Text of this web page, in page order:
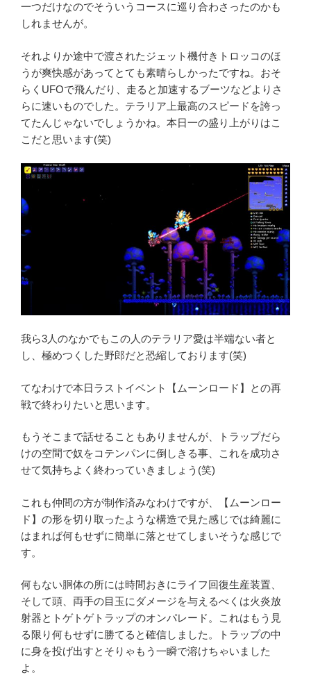
一つだけなのでそういうコースに巡り合わさったのかも
しれませんが。
それよりか途中で渡されたジェット機付きトロッコのほ
うが爽快感があってとても素晴らしかったですね。おそ
らくUFOで飛んだり、走ると加速するブーツなどよりさ
らに速いものでした。テラリア上最高のスピードを誇っ
てたんじゃないでしょうかね。本日一の盛り上がりはこ
こだと思います(笑)
我ら3人のなかでもこの人のテラリア愛は半端ない者と
し、極めつくした野郎だと恐縮しております(笑)
てなわけで本日ラストイベント【ムーンロード】との再
戦で終わりたいと思います。
もうそこまで話せることもありませんが、トラップだら
けの空間で奴をコテンパンに倒しきる事、これを成功さ
せて気持ちよく終わっていきましょう(笑)
これも仲間の方が制作済みなわけですが、【ムーンロー
ド】の形を切り取ったような構造で見た感じでは綺麗に
はまれば何もせずに簡単に落とせてしまいそうな感じで
す。
何もない胴体の所には時間おきにライフ回復生産装置、
そして頭、両手の目玉にダメージを与えるべくは火炎放
射器とトゲトゲトラップのオンパレード。これはもう見
る限り何もせずに勝てると確信しました。トラップの中
に身を投げ出すとそりゃもう一瞬で溶けちゃいました
よ。